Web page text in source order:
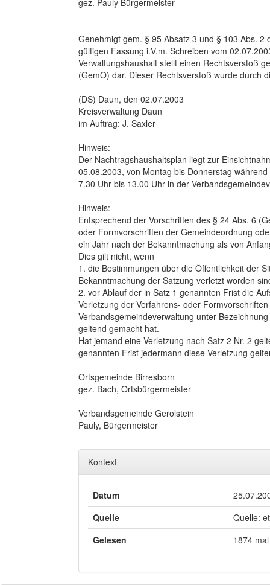
gez. Pauly Bürgermeister
Genehmigt gem. § 95 Absatz 3 und § 103 Abs.
gültigen Fassung i.V.m. Schreiben vom
Verwaltungshaushalt stellt einen Rechtsverstoß
(GemO) dar. Dieser Rechtsverstoß wurde durch
(DS) Daun, den 02.07.2003
Kreisverwaltung Daun
im Auftrag: J. Saxler
Hinweis:
Der Nachtragshaushaltsplan liegt zur
05.08.2003, von Montag bis Donnerstag
7.30 Uhr bis 13.00 Uhr in der
Hinweis:
Entsprechend der Vorschriften des § 24 Abs. 6
oder Formvorschriften der Gemeindeordnung
ein Jahr nach der Bekanntmachung als von
Dies gilt nicht, wenn
1. die Bestimmungen über die Öffentlichkeit der
Bekanntmachung der Satzung verletzt worden
2. vor Ablauf der in Satz 1 genannten Frist die
Verletzung der Verfahrens- oder
Verbandsgemeindeverwaltung unter
geltend gemacht hat.
Hat jemand eine Verletzung nach Satz 2 Nr. 2
genannten Frist jedermann diese Verletzung
Ortsgemeinde Birresborn
gez. Bach, Ortsbürgermeister
Verbandsgemeinde Gerolstein
Pauly, Bürgermeister
Kontext
Datum
Quelle
Quelle:
Gelesen
1874 mal